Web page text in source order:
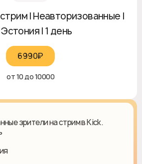
стрим | Неавторизованные |
Эстония | 1 день
6990₽‎
от 10 до 10000
зрители на стрим в Kick.